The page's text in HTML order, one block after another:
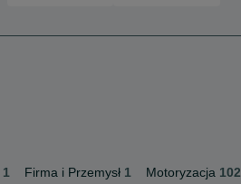
1 Firma i Przemysł 1 Motoryzacja 102